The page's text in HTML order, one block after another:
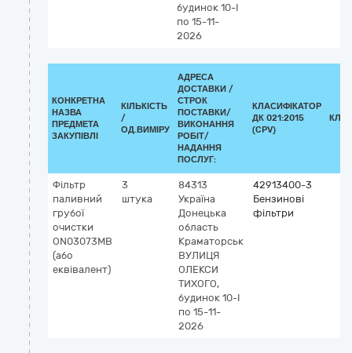
будинок 10-І
по 15-11-
2026
КОНКРЕТНА
НАЗВА
ПРЕДМЕТА
ЗАКУПІВЛІ
КІЛЬКІСТЬ
/
ОД.ВИМІРУ
АДРЕСА
ДОСТАВКИ /
СТРОК
ПОСТАВКИ/
ВИКОНАННЯ
РОБІТ/
НАДАННЯ
ПОСЛУГ:
КЛАСИФІКАТОР
ДК 021:2015
(CPV)
Фільтр
паливний
грубої
очистки
ON03073MB
(або
еквівалент)
3
штука
84313
Україна
Донецька
область
Краматорськ
ВУЛИЦЯ
ОЛЕКСИ
ТИХОГО,
будинок 10-І
по 15-11-
2026
42913400-3
Бензинові
фільтри